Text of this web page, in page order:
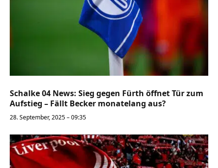
Schalke 04 News: Sieg gegen Fürth öffnet Tür zum
Aufstieg – Fällt Becker monatelang aus?
28. September, 2025 – 09:35